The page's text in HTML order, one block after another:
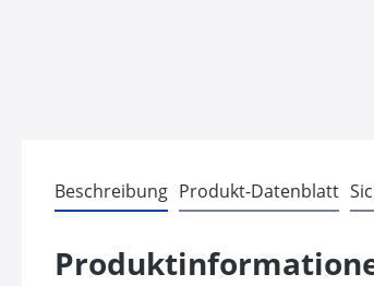
Beschreibung Produkt-Datenblatt